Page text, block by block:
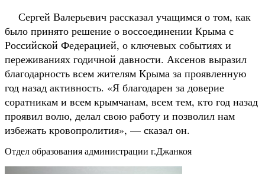
Сергей Валерьевич рассказал учащимся о том, как
было принято решение о воссоединении Крыма с
Российской Федерацией, о ключевых событиях и
переживаниях годичной давности. Аксенов выразил
благодарность всем жителям Крыма за проявленную
год назад активность. «Я благодарен за доверие
соратникам и всем крымчанам, всем тем, кто год назад
проявил волю, делал свою работу и позволил нам
избежать кровопролития», — сказал он.
Отдел образования администрации г.Джанкоя